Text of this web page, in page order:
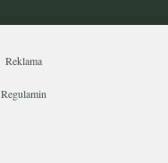
Reklama
Regulamin